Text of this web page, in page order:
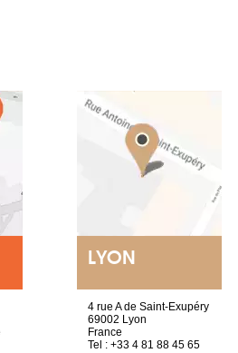
LYON
4 rue A de Saint-Exupéry
69002 Lyon
France
Tel : +33 4 81 88 45 65